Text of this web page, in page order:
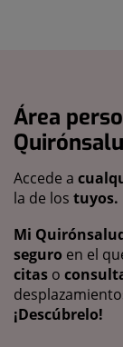
Área
Accede a
la de los tuyos.
Mi
seguro en el
citas o
¡Descúbrelo!